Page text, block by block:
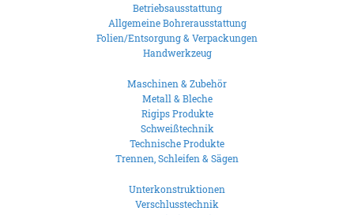
Betriebsausstattung
Allgemeine Bohrerausstattung
Folien/Entsorgung & Verpackungen
Handwerkzeug
Maschinen & Zubehör
Metall & Bleche
Rigips Produkte
Schweißtechnik
Technische Produkte
Trennen, Schleifen & Sägen
Unterkonstruktionen
Verschlusstechnik